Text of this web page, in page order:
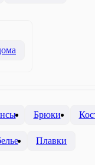
Брюки
Плавки